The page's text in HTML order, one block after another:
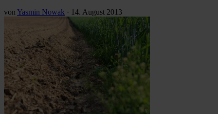
von Yasmin Nowak · 14. August 2013